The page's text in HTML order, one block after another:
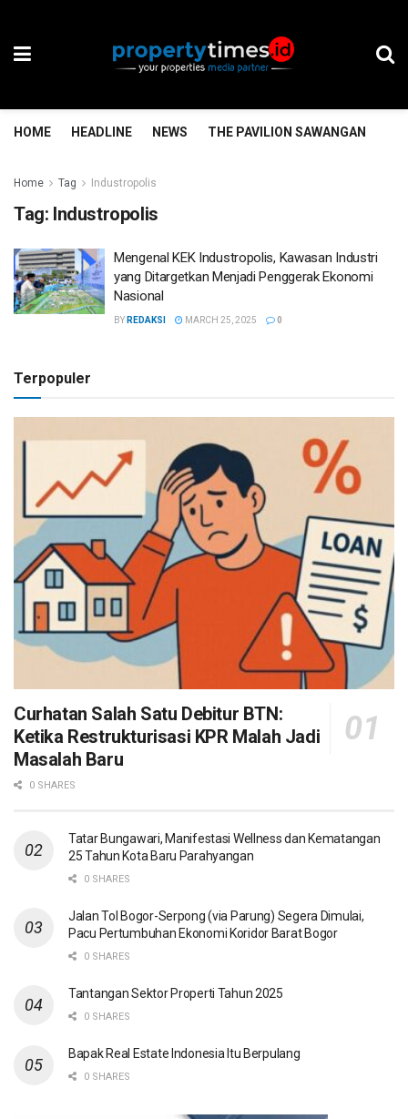
HOME HEADLINE NEWS THE PAVILION SAWANGAN
Home Tag Industropolis
Tag: Industropolis
Mengenal KEK Industropolis, Kawasan Industri
yang Ditargetkan Menjadi Penggerak Ekonomi
Nasional
BY REDAKSI MARCH 25, 2025 0
Terpopuler
Curhatan Salah Satu Debitur BTN:
Ketika Restrukturisasi KPR Malah Jadi
Masalah Baru
0 SHARES
Tatar Bungawari, Manifestasi Wellness dan Kematangan
25 Tahun Kota Baru Parahyangan
0 SHARES
Jalan Tol Bogor-Serpong (via Parung) Segera Dimulai,
Pacu Pertumbuhan Ekonomi Koridor Barat Bogor
0 SHARES
Tantangan Sektor Properti Tahun 2025
0 SHARES
Bapak Real Estate Indonesia Itu Berpulang
0 SHARES